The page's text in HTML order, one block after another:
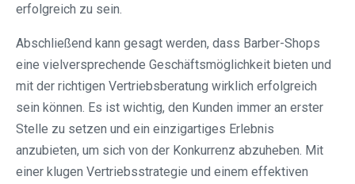
erfolgreich zu sein.
Abschließend kann gesagt werden, dass Barber-Shops
eine vielversprechende Geschäftsmöglichkeit bieten und
mit der richtigen Vertriebsberatung wirklich erfolgreich
sein können. Es ist wichtig, den Kunden immer an erster
Stelle zu setzen und ein einzigartiges Erlebnis
anzubieten, um sich von der Konkurrenz abzuheben. Mit
einer klugen Vertriebsstrategie und einem effektiven